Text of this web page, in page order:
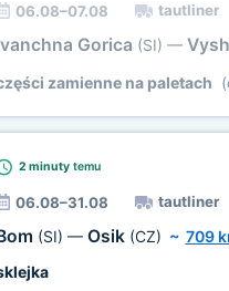
06.08–07.08 tautliner
Gorica (SI) —
zamienne na paletach
2 minutytemu
06.08–31.08 tautliner
(SI) — Osik (CZ) ~ 709